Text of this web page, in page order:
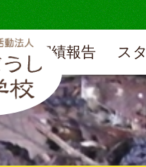
実績報告 ス